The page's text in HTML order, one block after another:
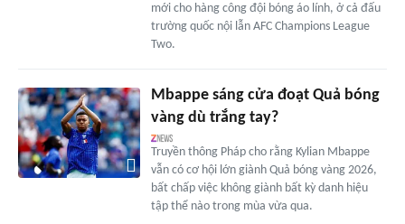
mới cho hàng công đội bóng áo lính, ở cả đấu
trường quốc nội lẫn AFC Champions League
Two.
Mbappe sáng cửa đoạt Quả bóng
vàng dù trắng tay?
Truyền thông Pháp cho rằng Kylian Mbappe
vẫn có cơ hội lớn giành Quả bóng vàng 2026,
bất chấp việc không giành bất kỳ danh hiệu
tập thể nào trong mùa vừa qua.